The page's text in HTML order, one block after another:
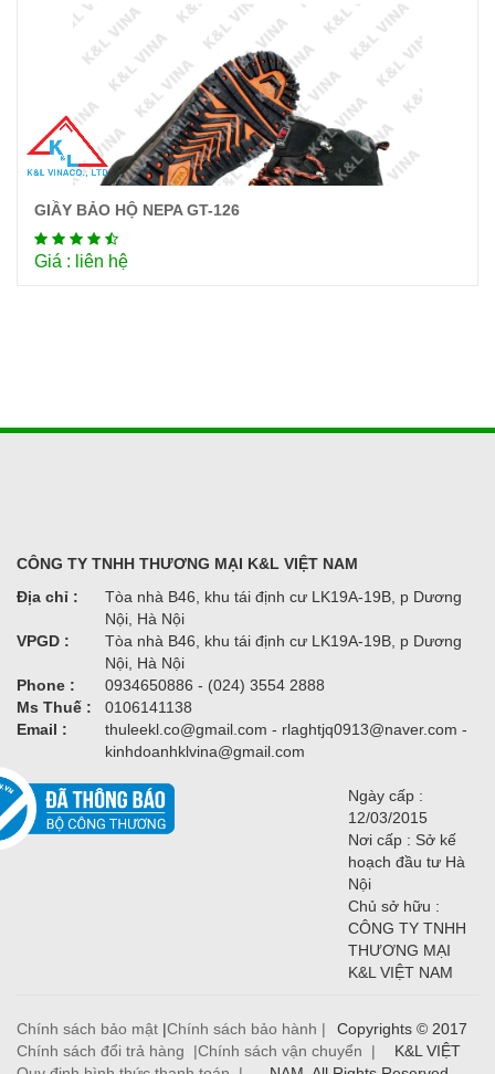
GIẦY BẢO HỘ NEPA GT-126
Giá : liên hệ
CÔNG TY TNHH THƯƠNG MẠI K&L VIỆT NAM
Địa chỉ :
Tòa nhà B46, khu tái định cư LK19A-19B, p Dương
Nội, Hà Nội
VPGD :
Tòa nhà B46, khu tái định cư LK19A-19B, p Dương
Nội, Hà Nội
Phone :
0934650886 - (024) 3554 2888
Ms Thuế :
0106141138
Email :
thuleekl.co@gmail.com - rlaghtjq0913@naver.com -
kinhdoanhklvina@gmail.com
Ngày cấp :
12/03/2015
Nơi cấp : Sở kế
hoạch đầu tư Hà
Nội
Chủ sở hữu :
CÔNG TY TNHH
THƯƠNG MẠI
K&L VIỆT NAM
Chính sách bảo mật |Chính sách bảo hành |
Chính sách đổi trả hàng |Chính sách vận chuyển |
Copyrights © 2017
K&L VIỆT